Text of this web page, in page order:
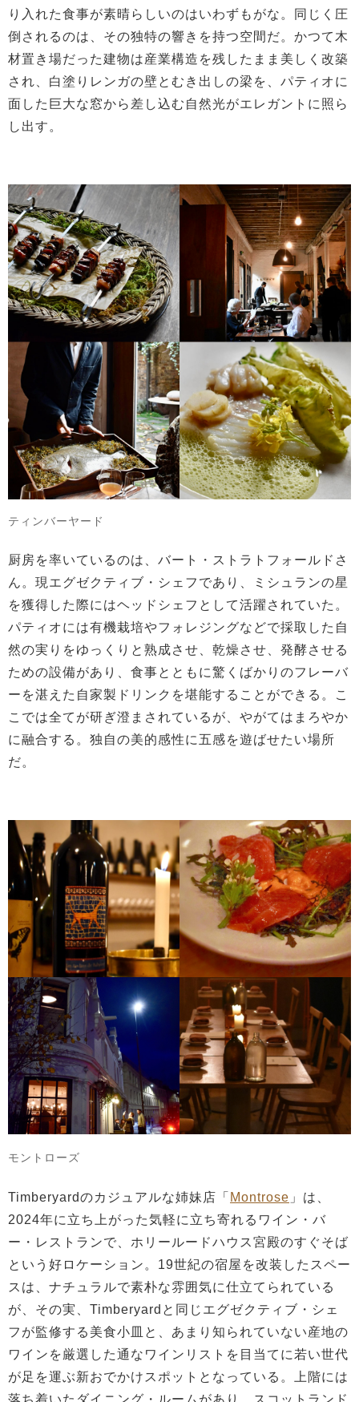
り入れた食事が素晴らしいのはいわずもがな。同じく圧
倒されるのは、その独特の響きを持つ空間だ。かつて木
材置き場だった建物は産業構造を残したまま美しく改築
され、白塗りレンガの壁とむき出しの梁を、パティオに
面した巨大な窓から差し込む自然光がエレガントに照ら
し出す。
ティンバーヤード
厨房を率いているのは、バート・ストラトフォールドさ
ん。現エグゼクティブ・シェフであり、ミシュランの星
を獲得した際にはヘッドシェフとして活躍されていた。
パティオには有機栽培やフォレジングなどで採取した自
然の実りをゆっくりと熟成させ、乾燥させ、発酵させる
ための設備があり、食事とともに驚くばかりのフレーバ
ーを湛えた自家製ドリンクを堪能することができる。こ
こでは全てが研ぎ澄まされているが、やがてはまろやか
に融合する。独自の美的感性に五感を遊ばせたい場所
だ。
モントローズ
Timberyardのカジュアルな姉妹店「 Montrose 」は、
2024年に立ち上がった気軽に立ち寄れるワイン・バ
ー・レストランで、ホリールードハウス宮殿のすぐそば
という好ロケーション。19世紀の宿屋を改装したスペー
スは、ナチュラルで素朴な雰囲気に仕立てられている
が、その実、Timberyardと同じエグゼクティブ・シェ
フが監修する美食小皿と、あまり知られていない産地の
ワインを厳選した通なワインリストを目当てに若い世代
が足を運ぶ新おでかけスポットとなっている。上階には
落ち着いたダイニング・ルームがあり、スコットランド